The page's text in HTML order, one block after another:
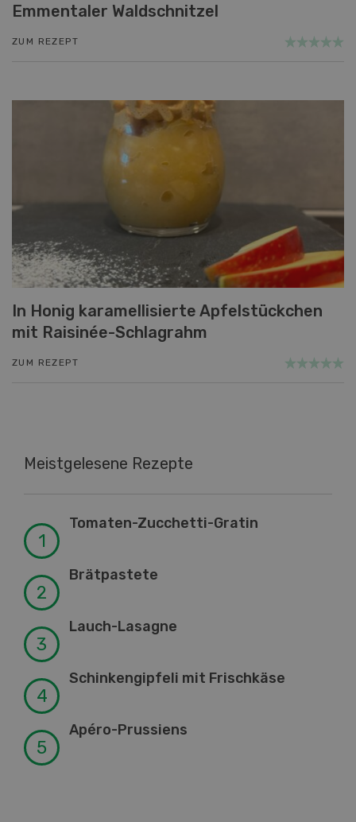
Emmentaler Waldschnitzel
ZUM REZEPT
In Honig karamellisierte Apfelstückchen
mit Raisinée-Schlagrahm
ZUM REZEPT
Meistgelesene Rezepte
Tomaten-Zucchetti-Gratin
Brätpastete
Lauch-Lasagne
Schinkengipfeli mit Frischkäse
Apéro-Prussiens